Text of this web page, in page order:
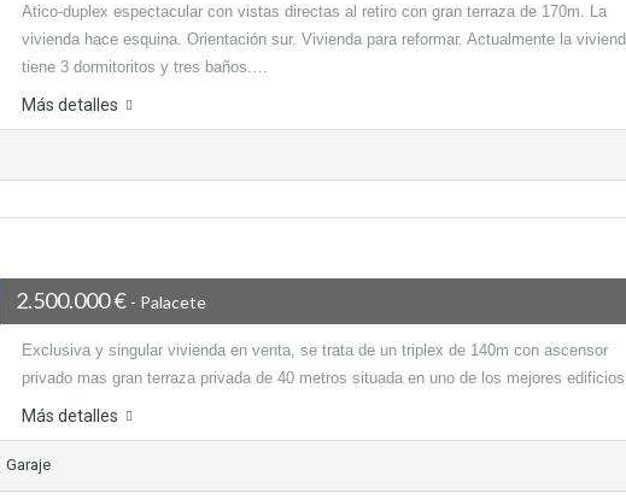
Atico-duplex espectacular con vistas directas al retiro con gran terraza de 170m. La
vivienda hace esquina. Orientación sur. Vivienda para reformar. Actualmente la
tiene 3 dormitoritos y tres baños.…
Más detalles
2.500.000 € - Palacete
Exclusiva y singular vivienda en venta, se trata de un triplex de 140m con ascensor
privado mas gran terraza privada de 40 metros situada en uno de los mejores
Más detalles
Garaje